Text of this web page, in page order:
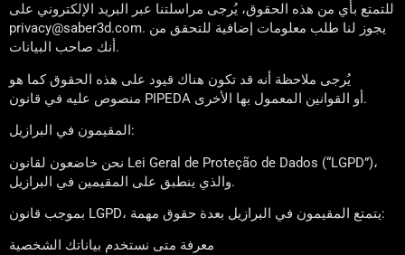
للتمتع بأي من هذه الحقوق، يُرجى مراسلتنا عبر البريد الإلكتروني على
privacy@saber3d.com. يجوز لنا طلب معلومات إضافية للتحقق من
أنك صاحب البيانات.
يُرجى ملاحظة أنه قد تكون هناك قيود على هذه الحقوق كما هو
منصوص عليه في قانون PIPEDA أو القوانين المعمول بها الأخرى.
المقيمون في البرازيل:
نحن خاضعون لقانون Lei Geral de Proteção de Dados (“LGPD”)،
والذي ينطبق على المقيمين في البرازيل.
بموجب قانون LGPD، يتمتع المقيمون في البرازيل بعدة حقوق مهمة:
معرفة متى نستخدم بياناتك الشخصية